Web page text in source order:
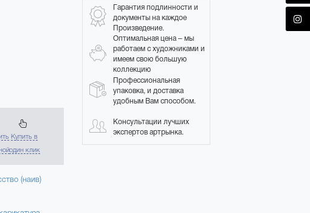
Купить в
один клик
(наив)
Гарантия подлинности и
документы на каждое
Произведение.
Оптимальная цена – мы
работаем с художниками и
имеем свою большую
коллекцию
Профессиональная
упаковка, и доставка
удобным Вам способом.
Консультации лучших
экспертов артрынка.